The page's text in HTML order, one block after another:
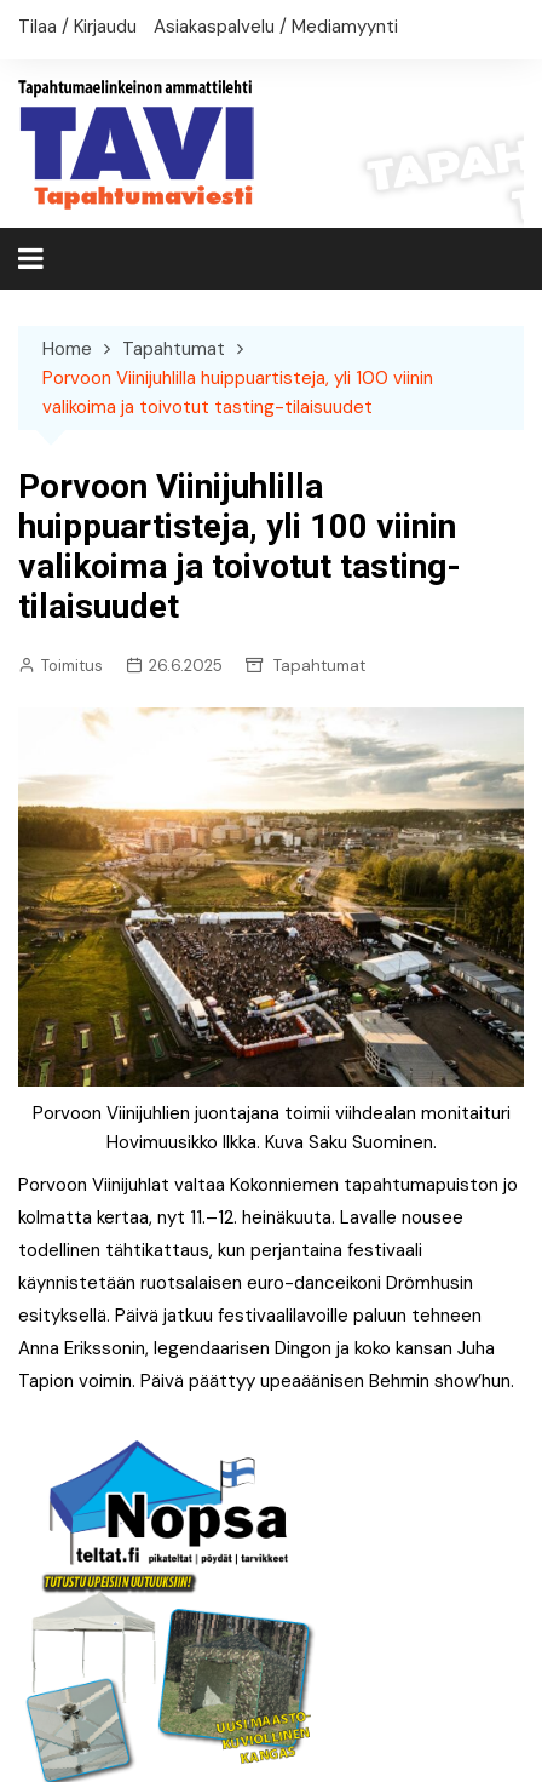
Skip
Tilaa / Kirjaudu Asiakaspalvelu / Mediamyynti
Home
Tapahtumat
Porvoon Viinijuhlilla huippuartisteja, yli 100 viinin
valikoima ja toivotut tasting-tilaisuudet
Porvoon Viinijuhlilla
huippuartisteja, yli 100 viinin
valikoima ja toivotut tasting-
tilaisuudet
Toimitus 26.6.2025 Tapahtumat
Porvoon Viinijuhlien juontajana toimii viihdealan monitaituri
Hovimuusikko Ilkka. Kuva Saku Suominen.
Porvoon Viinijuhlat valtaa Kokonniemen tapahtumapuiston jo
kolmatta kertaa, nyt 11.–12. heinäkuuta. Lavalle nousee
todellinen tähtikattaus, kun perjantaina festivaali
käynnistetään ruotsalaisen euro-danceikoni Drömhusin
esityksellä. Päivä jatkuu festivaalilavoille paluun tehneen
Anna Erikssonin, legendaarisen Dingon ja koko kansan Juha
Tapion voimin. Päivä päättyy upeaäänisen Behmin show’hun.